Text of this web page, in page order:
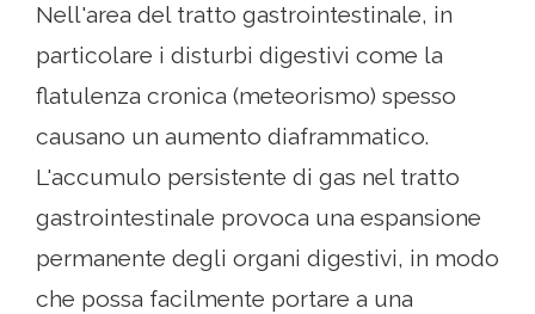
Nell'area del tratto gastrointestinale, in
particolare i disturbi digestivi come la
flatulenza cronica (meteorismo) spesso
causano un aumento diaframmatico.
L'accumulo persistente di gas nel tratto
gastrointestinale provoca una espansione
permanente degli organi digestivi, in modo
che possa facilmente portare a una